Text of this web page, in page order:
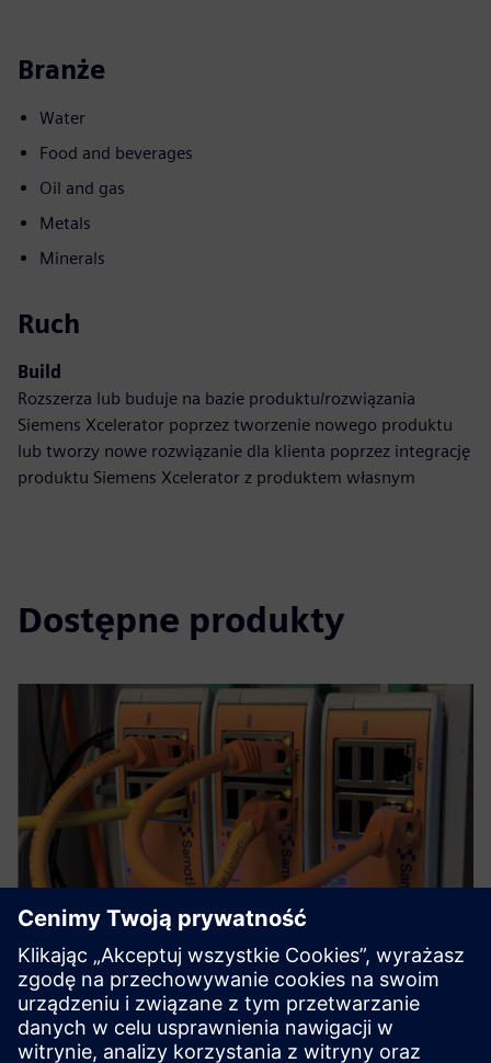
Branże
Water
Food and beverages
Oil and gas
Metals
Minerals
Ruch
Build
Rozszerza lub buduje na bazie produktu/rozwiązania
Siemens Xcelerator poprzez tworzenie nowego produktu
lub tworzy nowe rozwiązanie dla klienta poprzez integrację
produktu Siemens Xcelerator z produktem własnym
Dostępne produkty
SAM4 Health
SAM4 Health analyzes current and voltage signals to detect
electrical and mechanical faults with ~90% accuracy. The